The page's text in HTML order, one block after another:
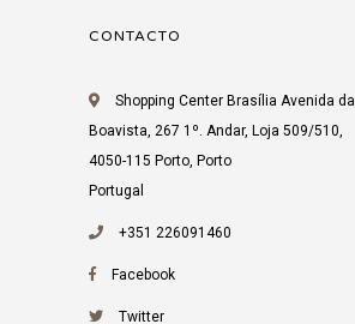
CONTACTO
Shopping Center Brasília Avenida da
Boavista, 267 1º. Andar, Loja 509/510,
4050-115 Porto, Porto
Portugal
+351 226091460
Facebook
Twitter